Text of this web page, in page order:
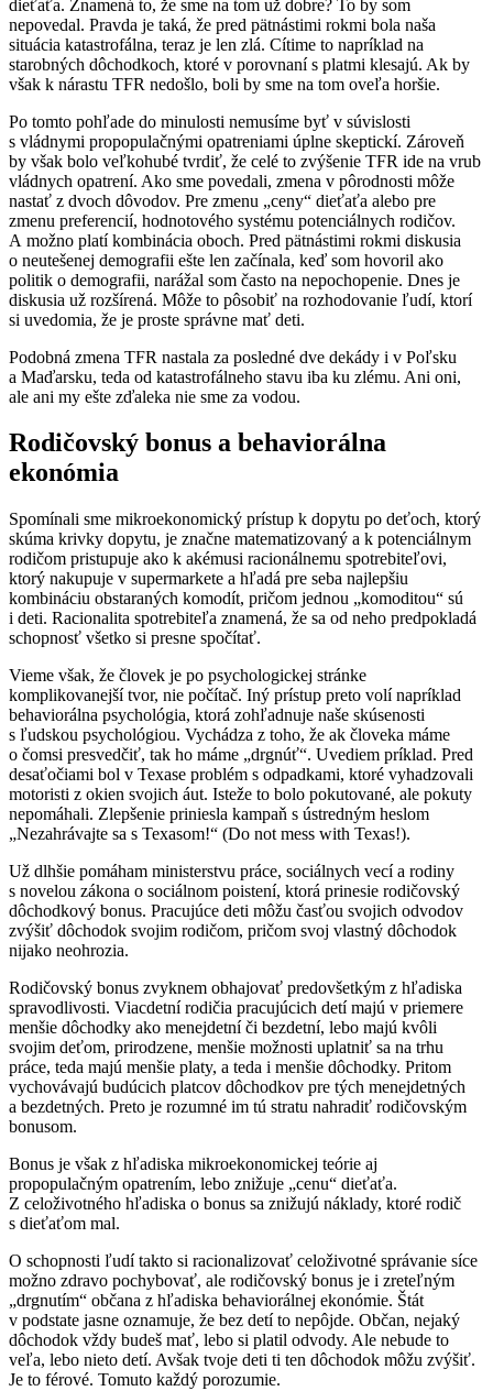
dieťaťa. Znamená to, že sme na tom už dobre? To by som
nepovedal. Pravda je taká, že pred pätnástimi rokmi bola naša
situácia katastrofálna, teraz je len zlá. Cítime to napríklad na
starobných dôchodkoch, ktoré v porovnaní s platmi klesajú. Ak by
však k nárastu TFR nedošlo, boli by sme na tom oveľa horšie.
Po tomto pohľade do minulosti nemusíme byť v súvislosti
s vládnymi propopulačnými opatreniami úplne skeptickí. Zároveň
by však bolo veľkohubé tvrdiť, že celé to zvýšenie TFR ide na vrub
vládnych opatrení. Ako sme povedali, zmena v pôrodnosti môže
nastať z dvoch dôvodov. Pre zmenu „ceny“ dieťaťa alebo pre
zmenu preferencií, hodnotového systému potenciálnych rodičov.
A možno platí kombinácia oboch. Pred pätnástimi rokmi diskusia
o neutešenej demografii ešte len začínala, keď som hovoril ako
politik o demografii, narážal som často na nepochopenie. Dnes je
diskusia už rozšírená. Môže to pôsobiť na rozhodovanie ľudí, ktorí
si uvedomia, že je proste správne mať deti.
Podobná zmena TFR nastala za posledné dve dekády i v Poľsku
a Maďarsku, teda od katastrofálneho stavu iba ku zlému. Ani oni,
ale ani my ešte zďaleka nie sme za vodou.
Rodičovský bonus a behaviorálna
ekonómia
Spomínali sme mikroekonomický prístup k dopytu po deťoch, ktorý
skúma krivky dopytu, je značne matematizovaný a k potenciálnym
rodičom pristupuje ako k akémusi racionálnemu spotrebiteľovi,
ktorý nakupuje v supermarkete a hľadá pre seba najlepšiu
kombináciu obstaraných komodít, pričom jednou „komoditou“ sú
i deti. Racionalita spotrebiteľa znamená, že sa od neho predpokladá
schopnosť všetko si presne spočítať.
Vieme však, že človek je po psychologickej stránke
komplikovanejší tvor, nie počítač. Iný prístup preto volí napríklad
behaviorálna psychológia, ktorá zohľadnuje naše skúsenosti
s ľudskou psychológiou. Vychádza z toho, že ak človeka máme
o čomsi presvedčiť, tak ho máme „drgnúť“. Uvediem príklad. Pred
desaťočiami bol v Texase problém s odpadkami, ktoré vyhadzovali
motoristi z okien svojich áut. Isteže to bolo pokutované, ale pokuty
nepomáhali. Zlepšenie priniesla kampaň s ústredným heslom
„Nezahrávajte sa s Texasom!“ (Do not mess with Texas!).
Už dlhšie pomáham ministerstvu práce, sociálnych vecí a rodiny
s novelou zákona o sociálnom poistení, ktorá prinesie rodičovský
dôchodkový bonus. Pracujúce deti môžu časťou svojich odvodov
zvýšiť dôchodok svojim rodičom, pričom svoj vlastný dôchodok
nijako neohrozia.
Rodičovský bonus zvyknem obhajovať predovšetkým z hľadiska
spravodlivosti. Viacdetní rodičia pracujúcich detí majú v priemere
menšie dôchodky ako menejdetní či bezdetní, lebo majú kvôli
svojim deťom, prirodzene, menšie možnosti uplatniť sa na trhu
práce, teda majú menšie platy, a teda i menšie dôchodky. Pritom
vychovávajú budúcich platcov dôchodkov pre tých menejdetných
a bezdetných. Preto je rozumné im tú stratu nahradiť rodičovským
bonusom.
Bonus je však z hľadiska mikroekonomickej teórie aj
propopulačným opatrením, lebo znižuje „cenu“ dieťaťa.
Z celoživotného hľadiska o bonus sa znižujú náklady, ktoré rodič
s dieťaťom mal.
O schopnosti ľudí takto si racionalizovať celoživotné správanie síce
možno zdravo pochybovať, ale rodičovský bonus je i zreteľným
„drgnutím“ občana z hľadiska behaviorálnej ekonómie. Štát
v podstate jasne oznamuje, že bez detí to nepôjde. Občan, nejaký
dôchodok vždy budeš mať, lebo si platil odvody. Ale nebude to
veľa, lebo nieto detí. Avšak tvoje deti ti ten dôchodok môžu zvýšiť.
Je to férové. Tomuto každý porozumie.